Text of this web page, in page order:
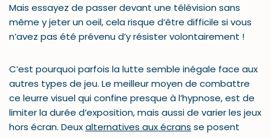
Mais essayez de passer devant une télévision sans
même y jeter un oeil, cela risque d’être difficile si vous
n’avez pas été prévenu d’y résister volontairement !
C’est pourquoi parfois la lutte semble inégale face aux
autres types de jeu. Le meilleur moyen de combattre
ce leurre visuel qui confine presque à l’hypnose, est de
limiter la durée d’exposition, mais aussi de varier les jeux
hors écran. Deuxalternatives aux écrans se posent